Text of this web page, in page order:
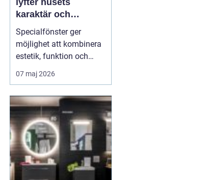
lyfter husets
karaktär och
komfort
Specialfönster ger
möjlighet att kombinera
estetik, funktion och
energieffektivitet på ett
sätt som
klarar. När gamla
hålmått, ovanliga former
eller kulturhistoriska krav
krockar med dagens
byggregler behövs
skräddarsydda lösni...
07 maj 2026